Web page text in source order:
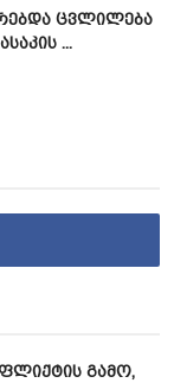
ცვლილება
...
გამო,